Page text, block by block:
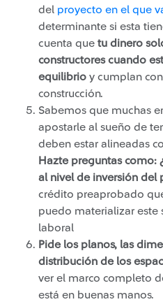
del proyecto en el que
determinante si esta
cuenta que tu dinero
constructores cuando
equilibrio y cumplan
construcción.
Sabemos que muchas
apostarle al sueño de
deben estar alineadas
Hazte preguntas como:
al nivel de inversión del
crédito preaprobado
puedo materializar este
laboral
Pide los planos, las
distribución de los
ver el marco completo
está en buenas manos.​​